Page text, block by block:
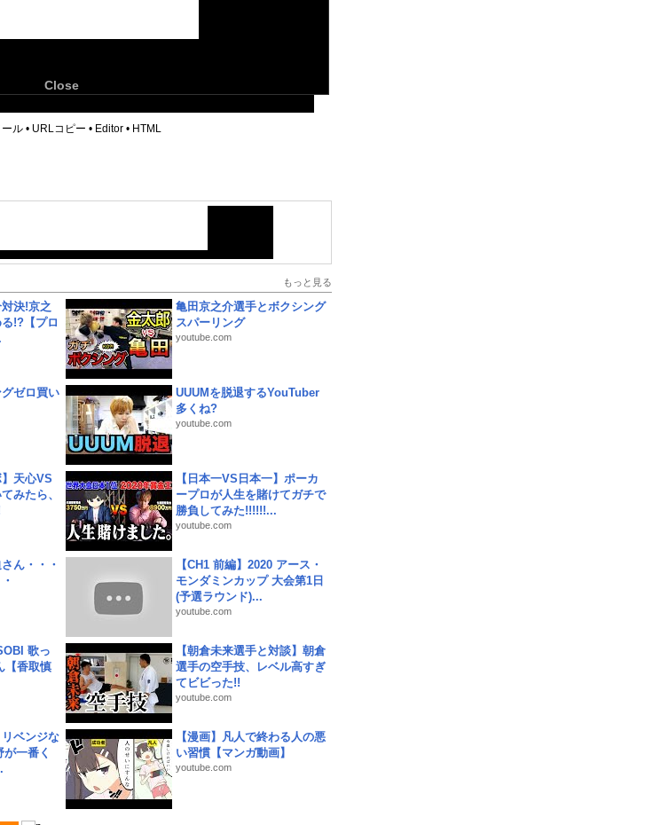
Close
ール • URLコピー • Editor • HTML
もっと見る
決!京之
!?【プロ
亀田京之介選手とボクシング
スパーリング
youtube.com
ゼロ買い
UUUMを脱退するYouTuber
多くね?
youtube.com
】天心VS
みたら、
【日本一VS日本一】ポーカ
ープロが人生を賭けてガチで
勝負してみた!!!!!!...
youtube.com
ん・・・
【CH1 前編】2020 アース・
モンダミンカップ 大会第1日
(予選ラウンド)...
youtube.com
歌っ
【香取慎
【朝倉未来選手と対談】朝倉
選手の空手技、レベル高すぎ
てビビった!!
youtube.com
リベンジな
一番く
【漫画】凡人で終わる人の悪
い習慣【マンガ動画】
youtube.com